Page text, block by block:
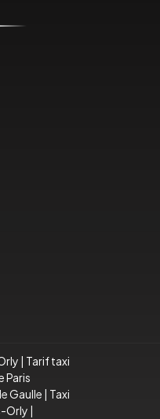
Tarif taxi
Paris
Gaulle
Taxi
Orly